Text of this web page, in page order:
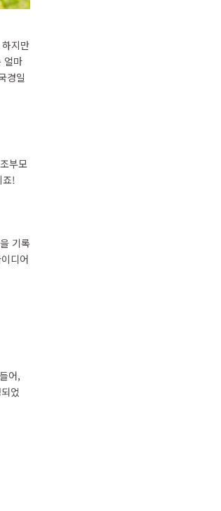
지만
얼마
경일
부모
!
기록
디어
어,
었